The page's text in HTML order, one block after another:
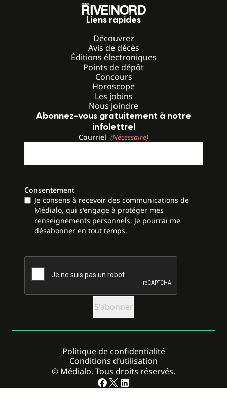
Liens rapides
Découvrez
Avis de décès
Éditions électroniques
Points de dépôt
Concours
Horoscope
Les jobins
Nous joindre
Abonnez-vous gratuitement à notre
infolettre!
Courriel (Nécessaire)
Consentement
Je consens à recevoir des communications de
Médialo, qui s'engage à protéger mes
renseignements personnels. Je pourrai me
désabonner en tout temps.
CAPTCHA
© Médialo. Tous droits réservés.
Politique de confidentialité
Conditions d’utilisation